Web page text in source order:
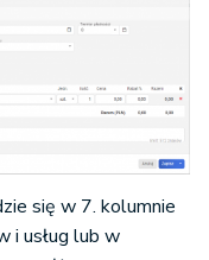
się w 7. kolumnie
i usług lub w